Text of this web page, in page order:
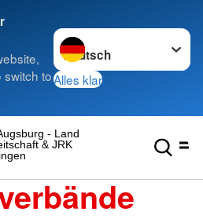
to
Sprache wechseln zu
Alles klar
& JRK
- Land